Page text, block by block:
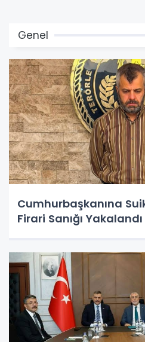
Genel
Cumhurbaşkanına
Firari Sanığı Yakalandı